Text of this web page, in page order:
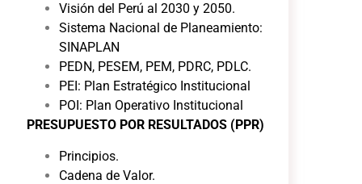
Visión del Perú al 2030 y 2050.
Sistema Nacional de Planeamiento:
SINAPLAN
PEDN, PESEM, PEM, PDRC, PDLC.
PEI: Plan Estratégico Institucional
POI: Plan Operativo Institucional
PRESUPUESTO POR RESULTADOS (PPR)
Principios.
Cadena de Valor.